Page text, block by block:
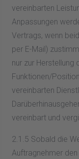
vereinbarten
Anpassungen
Vertrags, wenn
per E-Mail)
nur zur Herstellung
Funktionen/
vereinbarten
vereinbart und
2.1.5 Sobald die
Auftragnehmer